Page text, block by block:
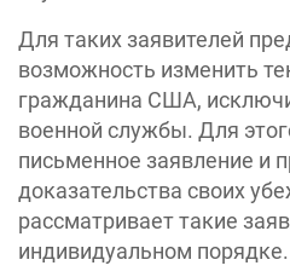
Для таких заявителей
возможность изменить
гражданина США,
военной службы. Для
письменное заявление и
доказательства своих
рассматривает такие
индивидуальном порядке.